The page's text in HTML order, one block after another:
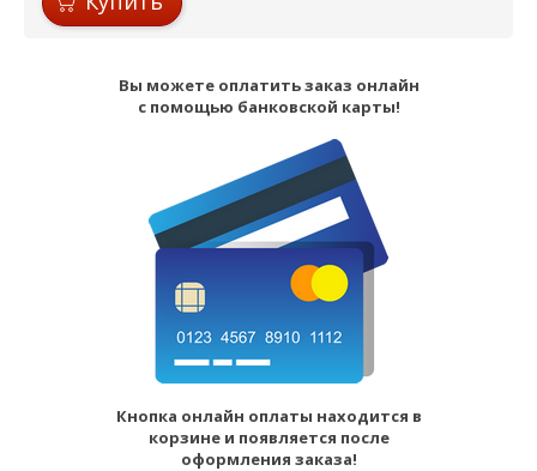
Вы можете оплатить заказ онлайн
с помощью банковской карты!
Кнопка онлайн оплаты находится в
корзине и появляется после
оформления заказа!